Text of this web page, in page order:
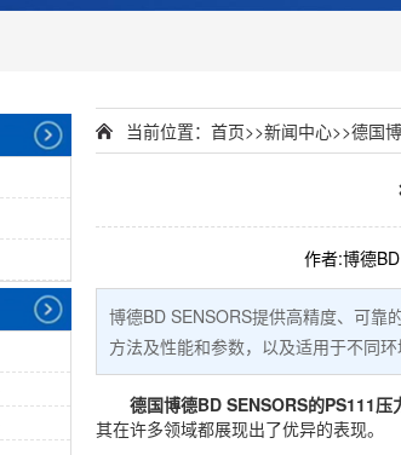
当前位置： 首页>>新闻中心>>德国
作者:博德
博德BD SENSORS提供高精度、可靠
方法及性能和参数，以及适用于不同环
德国博德BD SENSORS的PS111压
其在许多领域都展现出了优异的表现。